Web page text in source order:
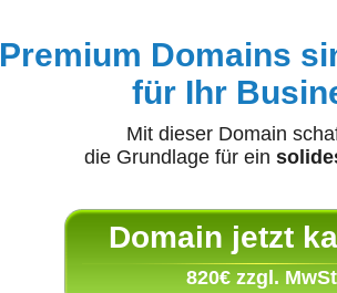
Premium Domains
für Ihr
Mit dieser Domain
die Grundlage für ein
Domain jetzt
820€ zzgl. MwSt